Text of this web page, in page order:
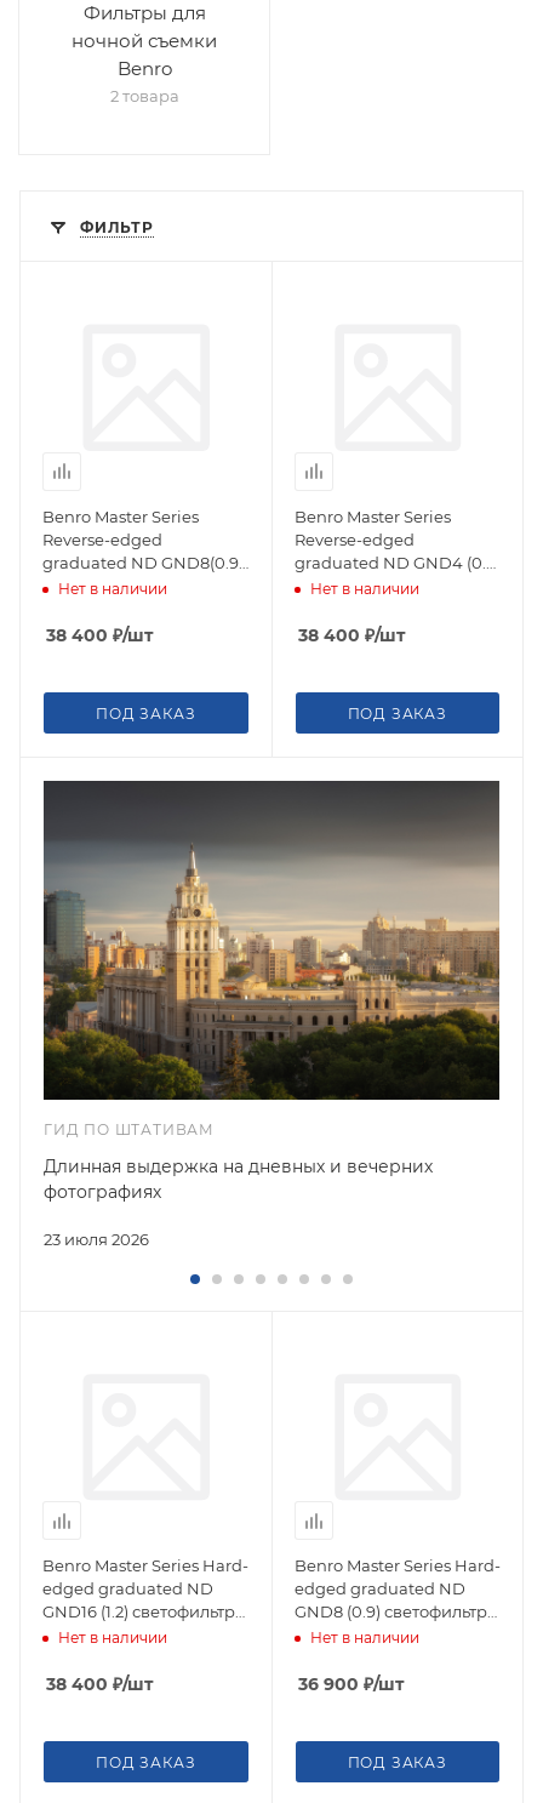
Фильтры для
ночной съемки
Benro
2 товара
ФИЛЬТР
Benro Master Series
Reverse-edged
graduated ND GND8(0.9)
светофильтр
Нет в наличии
38 400 ₽/шт
ПОД ЗАКАЗ
Benro Master Series
Reverse-edged
graduated ND GND4 (0.6)
светофильтр
Нет в наличии
38 400 ₽/шт
ПОД ЗАКАЗ
ГИД ПО ШТАТИВАМ
23 июля 2026
Длинная выдержка на дневных и вечерних
фотографиях
Benro Master Series Hard-
edged graduated ND
GND16 (1.2) светофильтр
градиентный 150х170 мм
Нет в наличии
38 400 ₽/шт
ПОД ЗАКАЗ
Benro Master Series Hard-
edged graduated ND
GND8 (0.9) светофильтр
градиентный 150х170 мм
Нет в наличии
36 900 ₽/шт
ПОД ЗАКАЗ